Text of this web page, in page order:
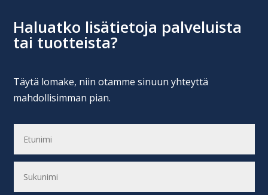
Haluatko lisätietoja palveluista
tai tuotteista?
Täytä lomake, niin otamme sinuun yhteyttä
mahdollisimman pian.